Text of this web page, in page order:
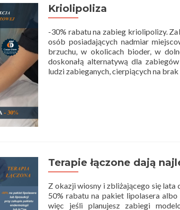
Kriolipoliza
-30% rabatu na zabieg kriolipolizy.
osób posiadających nadmiar
brzuchu, w okolicach bioder, w
doskonałą alternatywą dla
ludzi zabieganych, cierpiących na
Terapie łączone dają
Z okazji wiosny i zbliżającego się
50% rabatu na pakiet lipolasera
więc jeśli planujesz zabiegi